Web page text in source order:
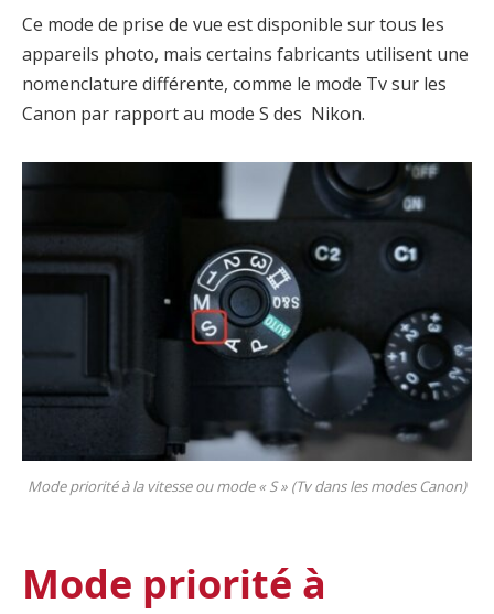
Ce mode de prise de vue est disponible sur tous les
appareils photo, mais certains fabricants utilisent une
nomenclature différente, comme le mode Tv sur les
Canon par rapport au mode S des Nikon.
Mode priorité à la vitesse ou mode « S » (Tv dans les modes Canon)
Mode priorité à